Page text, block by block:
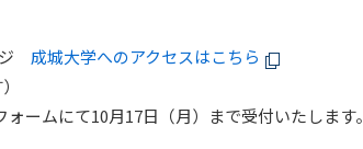
成城大学へのアクセスはこちら
にて10月17日（月）まで受付いたします。